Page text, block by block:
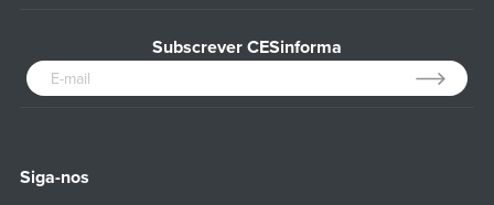
Subscrever CESinforma
Siga-nos